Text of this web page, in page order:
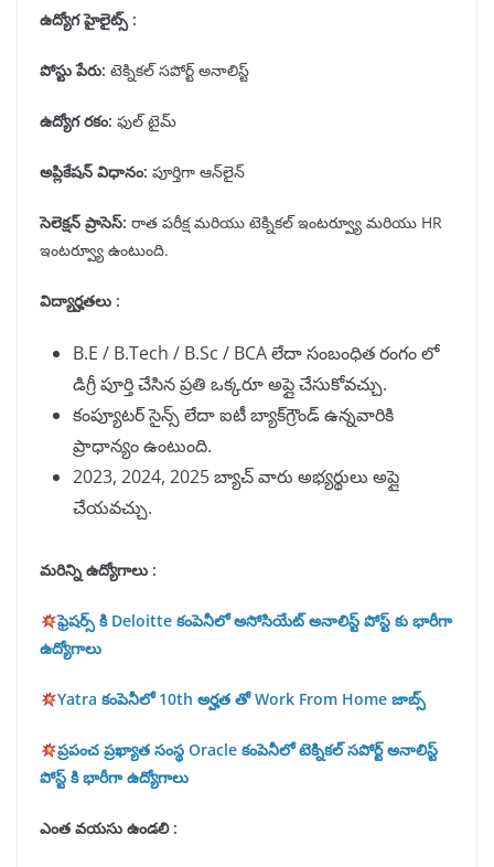
ఉద్యోగ హైలైట్స్ :
పోస్టు పేరు: టెక్నికల్ సపోర్ట్ అనాలిస్ట్
ఉద్యోగ రకం: ఫుల్ టైమ్
అప్లికేషన్ విధానం: పూర్తిగా ఆన్‌లైన్
సెలెక్షన్ ప్రాసెస్: రాత పరీక్ష మరియు టెక్నికల్ ఇంటర్వ్యూ మరియు HR
ఇంటర్వ్యూ ఉంటుంది.
విద్యార్హతలు :
B.E / B.Tech / B.Sc / BCA లేదా సంబంధిత రంగం లో
డిగ్రీ పూర్తి చేసిన ప్రతి ఒక్కరూ అప్లై చేసుకోవచ్చు.
కంప్యూటర్ సైన్స్ లేదా ఐటీ బ్యాక్‌గ్రౌండ్ ఉన్నవారికి
ప్రాధాన్యం ఉంటుంది.
2023, 2024, 2025 బ్యాచ్ వారు అభ్యర్థులు అప్లై
చేయవచ్చు.
మరిన్ని ఉద్యోగాలు :
ఫ్రెషర్స్ కి Deloitte కంపెనీలో అసోసియేట్ అనాలిస్ట్ పోస్ట్ కు భారీగా
ఉద్యోగాలు
Yatra కంపెనీలో 10th అర్హత తో Work From Home జాబ్స్
ప్రపంచ ప్రఖ్యాత సంస్థ Oracle కంపెనీలో టెక్నికల్ సపోర్ట్ అనాలిస్ట్
పోస్ట్ కి భారీగా ఉద్యోగాలు
ఎంత వయసు ఉండలి :